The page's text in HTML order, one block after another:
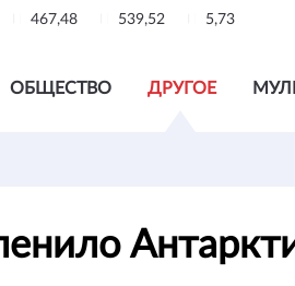
467,48 539,52 5,73
ОБЩЕСТВО ДРУГОЕ